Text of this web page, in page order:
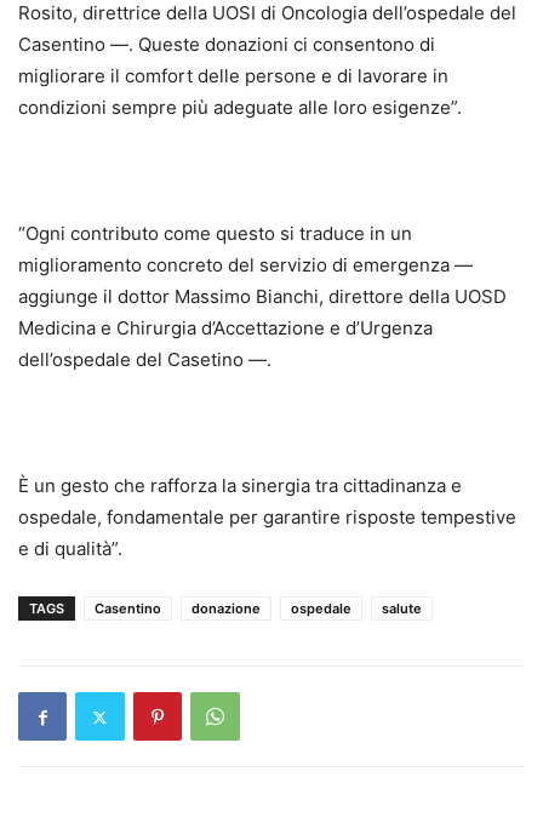
Rosito, direttrice della UOSI di Oncologia dell’ospedale del
Casentino —. Queste donazioni ci consentono di
migliorare il comfort delle persone e di lavorare in
condizioni sempre più adeguate alle loro esigenze”.
“Ogni contributo come questo si traduce in un
miglioramento concreto del servizio di emergenza —
aggiunge il dottor Massimo Bianchi, direttore della UOSD
Medicina e Chirurgia d’Accettazione e d’Urgenza
dell’ospedale del Casetino —.
È un gesto che rafforza la sinergia tra cittadinanza e
ospedale, fondamentale per garantire risposte tempestive
e di qualità”.
TAGS Casentino donazione ospedale salute